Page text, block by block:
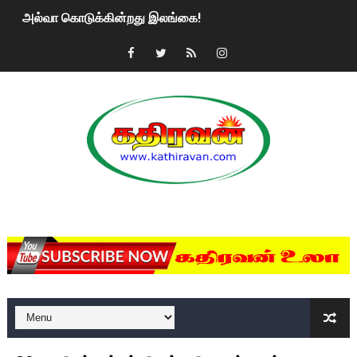
அல்வா கொடுக்கின்றது இலங்கை!
2ஆம் நாள் உக்ரைன் யுத்தம்!! எங்களைத் தனிமையில்
மகிந்த ராஜபக்சே பதவி விலக திட்டம்?
ரவுடி பேபிக்கு நடந்த தரமான சம்பவம்.. ஆபாச வீடியோக்களால்
குண்டை தூக்கிப்போட்ட ஆய்வு…. இந்தியாவின் “கோவிஷீல்டு”
யாழில் தமிழின தலைவர் பிரபாகரனின் பிறந்தநாளை
ஏர்போர்ட்டில் உதைத்த நபர் யார், என்ன நடந்தது?: உண்மையை
சீனா இலங்கையிடம் 8 மில்லியன் அமெரிக்க டொலர் நட்டஈடு